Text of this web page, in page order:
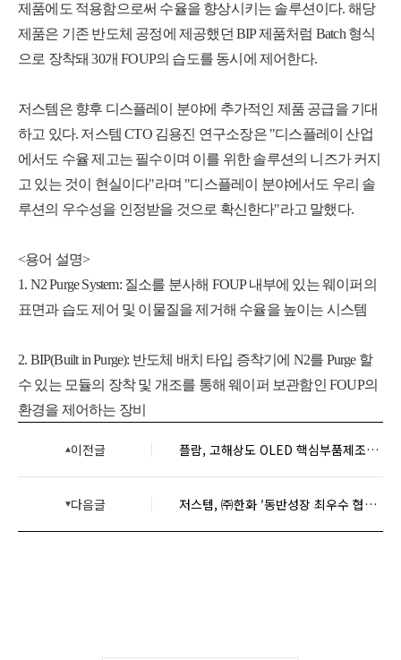
제품에도 적용함으로써 수율을 향상시키는 솔루션이다. 해당
제품은 기존 반도체 공정에 제공했던 BIP 제품처럼 Batch 형식
으로 장착돼 30개 FOUP의 습도를 동시에 제어한다.
저스템은 향후 디스플레이 분야에 추가적인 제품 공급을 기대
하고 있다. 저스템 CTO 김용진 연구소장은 "디스플레이 산업
에서도 수율 제고는 필수이며 이를 위한 솔루션의 니즈가 커지
고 있는 것이 현실이다"라며 "디스플레이 분야에서도 우리 솔
루션의 우수성을 인정받을 것으로 확신한다"라고 말했다.
<용어 설명>
1. N2 Purge System: 질소를 분사해 FOUP 내부에 있는 웨이퍼의
표면과 습도 제어 및 이물질을 제거해 수율을 높이는 시스템
2. BIP(Built in Purge): 반도체 배치 타입 증착기에 N2를 Purge 할
수 있는 모듈의 장착 및 개조를 통해 웨이퍼 보관함인 FOUP의
환경을 제어하는 장비
이전글 플람, 고해상도 OLED 핵심부품제조기술 국책과제 수행
다음글 저스템, ㈜한화 ′동반성장 최우수 협력사′ 선정